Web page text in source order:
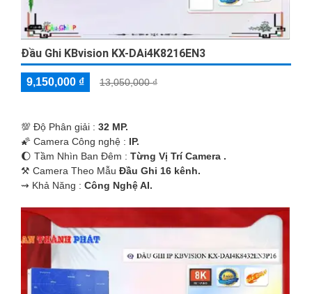
Đầu Ghi KBvision KX-DAi4K8216EN3
9,150,000 ₫ 13,050,000 ₫
💯 Độ Phân giải : 32 MP.
🌠 Camera Công nghệ : IP.
🌔 Tầm Nhìn Ban Đêm : Từng Vị Trí Camera .
⚒ Camera Theo Mẫu Đầu Ghi 16 kênh.
️⇝ Khả Năng : Công Nghệ AI.